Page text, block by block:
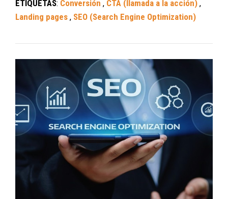
ETIQUETAS: Conversión , CTA (llamada a la acción) ,
Landing pages , SEO (Search Engine Optimization)